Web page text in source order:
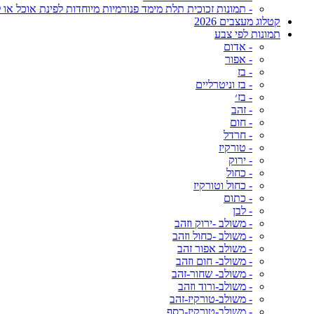
- תמונות זכוכית תלת מימד פנורמיות מיוחדות לפינת אוכל או
קטלוג מעצבים 2026
תמונות לפי צבע
- אדום
- אפור
- בז
- בז וניטרליים
- בז׳
- זהב
- חום
- חרדל
- טורקיז
- ירוק
- כחול
- כחול וטורקיז
- כתום
- לבן
- משולב -ירוק וזהב
- משולב -כחול וזהב
- משולב אפור זהב
- משולב- חום וזהב
- משולב- שחור-זהב
- משולב-ורוד וזהב
- משולב-טורקיז-זהב
- משולב-טורקיז-כסף